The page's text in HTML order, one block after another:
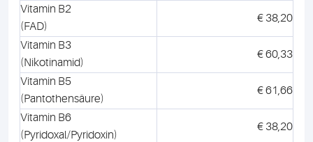
Vitamin B2
(FAD)
€ 38,20
Vitamin B3
(Nikotinamid)
€ 60,33
Vitamin B5
(Pantothensäure)
€ 61,66
Vitamin B6
(Pyridoxal/Pyridoxin)
€ 38,20